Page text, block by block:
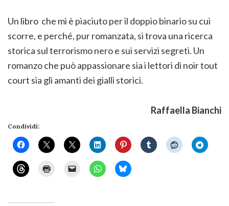
Un libro che mi è piaciuto per il doppio binario su cui
scorre, e perché, pur romanzata, si trova una ricerca
storica sul terrorismo nero e sui servizi segreti. Un
romanzo che può appassionare sia i lettori di noir tout
court sia gli amanti dei gialli storici.
Raffaella Bianchi
Condividi: